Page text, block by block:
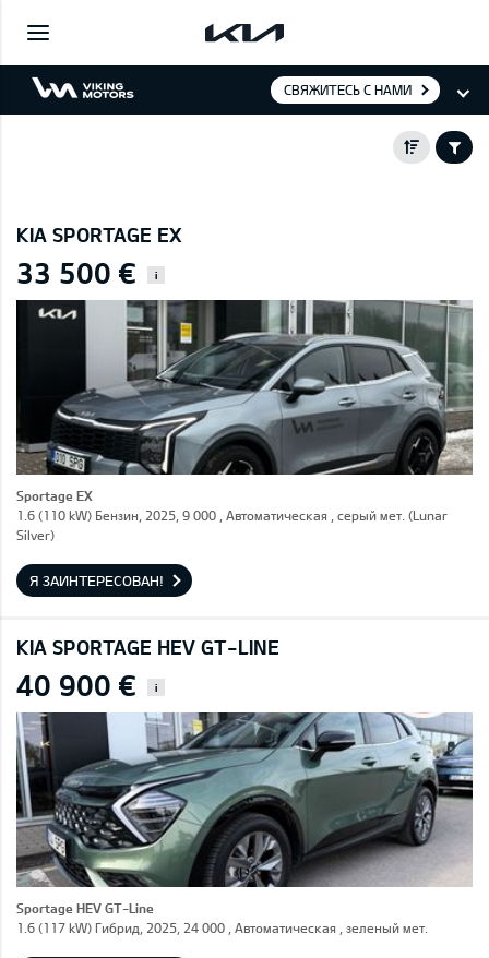
СВЯЖИТЕСЬ С НАМИ
KIA SPORTAGE EX
33 500 € i
Sportage EX
1.6 (110 kW) Бензин, 2025, 9 000 , Автоматическая , серый мет. (Lunar
Silver)
Я ЗАИНТЕРЕСОВАН!
KIA SPORTAGE HEV GT-LINE
40 900 € i
Sportage HEV GT-Line
1.6 (117 kW) Гибрид, 2025, 24 000 , Автоматическая , зеленый мет.